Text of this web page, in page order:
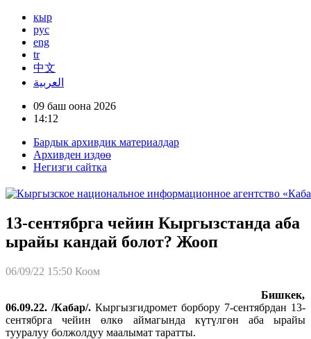
кыр
рус
eng
tr
中文
العربية
09 баш оона 2026
14:12
Бардык архивдик материалдар
Архивден издөө
Негизги сайтка
13-сентябрга чейин Кыргызстанда аба
ырайы кандай болот? Жооп
06/09/22 15:50 Коом
Бишкек,
06.09.22. /Кабар/. Кыргызгидромет борбору 7-сентябрдан 13-
сентябрга чейин өлкө аймагында күтүлгөн аба ырайы
тууралуу болжолдуу маалымат таратты.